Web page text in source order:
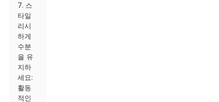
7. 스
타일
리시
하게
수분
을 유
지하
세요:
활동
적인